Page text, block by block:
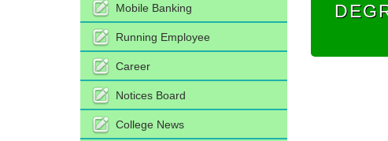
Mobile Banking
Running Employee
Career
Notices Board
College News